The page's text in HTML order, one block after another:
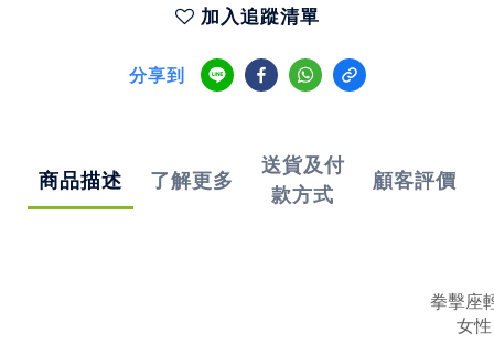
加入追蹤清單
分享到
商品描述 了解更多
送貨及付
款方式
顧客評價
拳擊座
女